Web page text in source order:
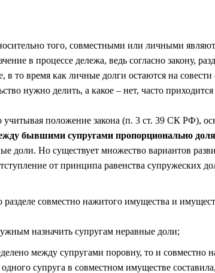
того, совместными или личными
в процессе дележа, ведь согласно закону,
то время как личные долги остаются на совести
нужно делить, а какое – нет, часто приходится
учитывая положение закона (п. 3 ст. 39 СК РФ),
бывшими супругами пропорционально
доли. Но существует множество вариантов
от принципа равенства супружеских
совместно нажитого имущества и
назначить супругам неравные доли;
между супругами поровну, то и совместно
супруга в совместном имуществе составила,